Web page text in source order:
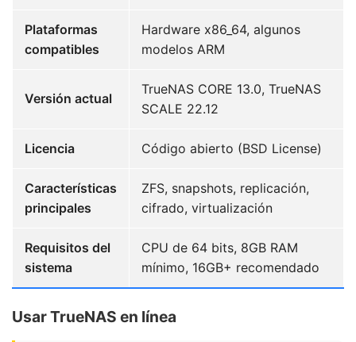
Plataformas
compatibles
Hardware x86_64, algunos
modelos ARM
Versión actual
TrueNAS CORE 13.0, TrueNAS
SCALE 22.12
Licencia Código abierto (BSD License)
Características
principales
ZFS, snapshots, replicación,
cifrado, virtualización
Requisitos del
sistema
CPU de 64 bits, 8GB RAM
mínimo, 16GB+ recomendado
Usar TrueNAS en línea